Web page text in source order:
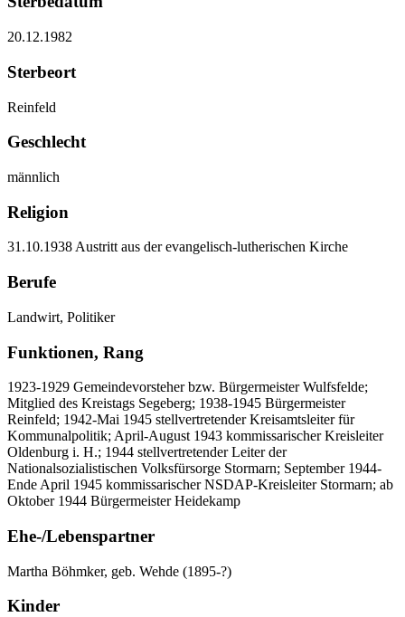
20.12.1982
Sterbeort
Reinfeld
Geschlecht
männlich
Religion
31.10.1938 Austritt aus der evangelisch-lutherischen Kirche
Berufe
Landwirt, Politiker
Funktionen, Rang
1923-1929 Gemeindevorsteher bzw. Bürgermeister Wulfsfelde;
Mitglied des Kreistags Segeberg; 1938-1945 Bürgermeister
Reinfeld; 1942-Mai 1945 stellvertretender Kreisamtsleiter für
Kommunalpolitik; April-August 1943 kommissarischer Kreisleiter
Oldenburg i. H.; 1944 stellvertretender Leiter der
Nationalsozialistischen Volksfürsorge Stormarn; September 1944-
Ende April 1945 kommissarischer NSDAP-Kreisleiter Stormarn; ab
Oktober 1944 Bürgermeister Heidekamp
Ehe-/Lebenspartner
Martha Böhmker, geb. Wehde (1895-?)
Kinder